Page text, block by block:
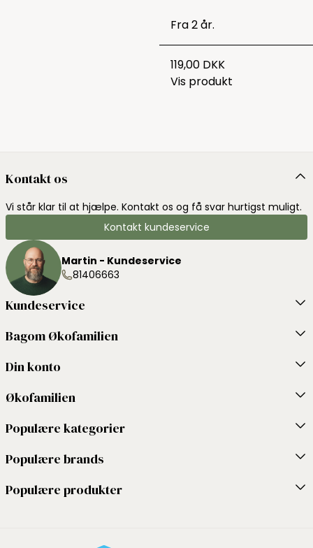
Fra 2 år.
119,00 DKK
Vis produkt
Kontakt os
Vi står klar til at hjælpe. Kontakt os og få svar hurtigst muligt.
Kontakt kundeservice
Martin - Kundeservice
81406663
Kundeservice
Bagom Økofamilien
Din konto
Økofamilien
Populære kategorier
Populære brands
Populære produkter